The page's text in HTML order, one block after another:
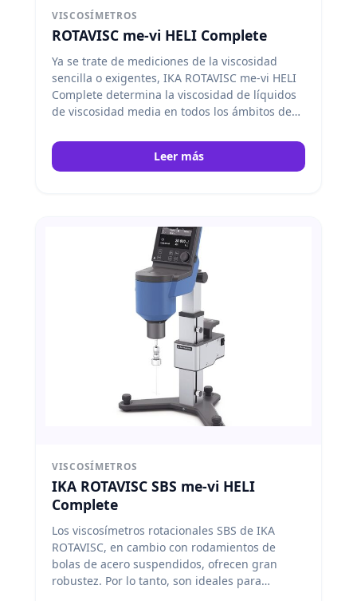
VISCOSÍMETROS
ROTAVISC me-vi HELI Complete
Ya se trate de mediciones de la viscosidad
sencilla o exigentes, IKA ROTAVISC me-vi HELI
Complete determina la viscosidad de líquidos
de viscosidad media en todos los ámbitos de
control de calidad. El volumen de suministro
incluye un juego de husillos estándar (SP 7-SP
de husillos en T. IKA
Leer más
VISCOSÍMETROS
IKA ROTAVISC SBS me-vi HELI
Complete
Los viscosímetros rotacionales SBS de IKA
ROTAVISC, en cambio con rodamientos de
bolas de acero suspendidos, ofrecen gran
robustez. Por lo tanto, son ideales para